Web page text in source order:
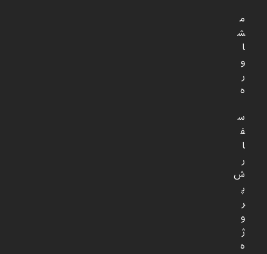
م
ش
ا
و
ر
ه
س
ف
ا
ر
ش
پ
ر
و
ژ
ه